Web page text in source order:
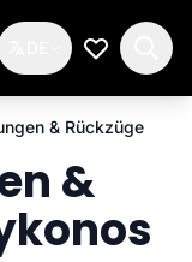
Meine
& Rückzüge
&